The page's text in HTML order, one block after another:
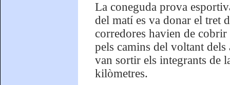
La coneguda prova
del matí es va donar el tret
corredores havien de
pels camins del voltant
van sortir els integrants de
kilòmetres.